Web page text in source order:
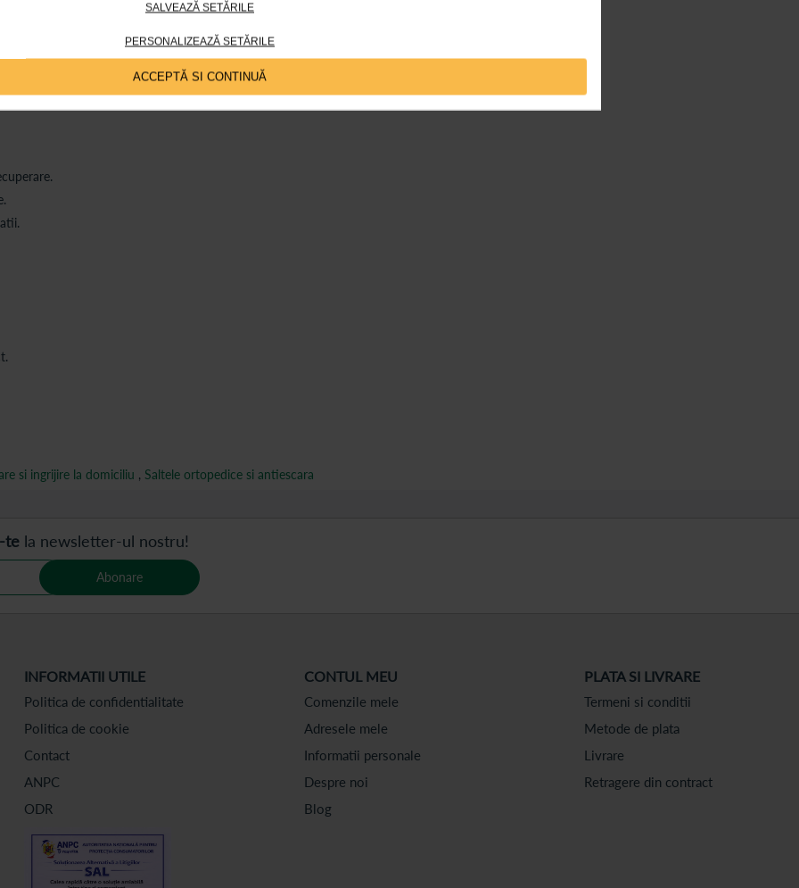
SALVEAZĂ SETĂRILE
PERSONALIZEAZĂ SETĂRILE
ACCEPTĂ SI CONTINUĂ
si ingrijire la domiciliu , Saltele ortopedice si antiescara
te la newsletter-ul nostru!
Abonare
INFORMATII UTILE
Politica de confidentialitate
Politica de cookie
Contact
ANPC
ODR
CONTUL MEU
Comenzile mele
Adresele mele
Informatii personale
Despre noi
Blog
PLATA SI LIVRARE
Termeni si conditii
Metode de plata
Livrare
Retragere din contract